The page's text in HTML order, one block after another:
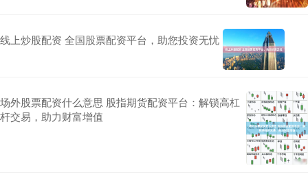
线上炒股配资 全国股票配资平台，助您投资无忧
场外股票配资什么意思 股指期货配资平台：解锁高杠
杆交易，助力财富增值